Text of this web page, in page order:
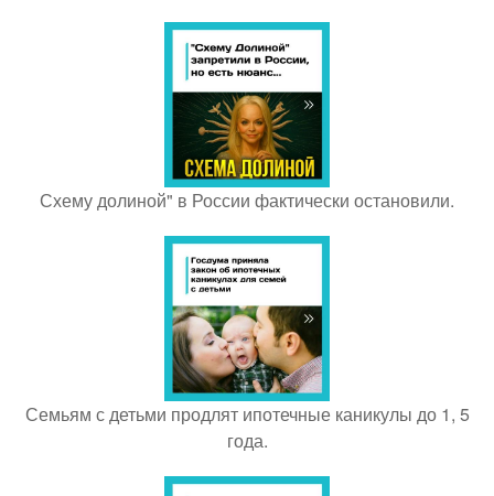
Схему долиной" в России фактически остановили.
Семьям с детьми продлят ипотечные каникулы до 1, 5
года.